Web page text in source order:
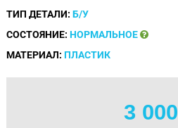
ТИП ДЕТАЛИ: Б/У
СОСТОЯНИЕ: НОРМАЛЬНОЕ
МАТЕРИАЛ: ПЛАСТИК
3 000